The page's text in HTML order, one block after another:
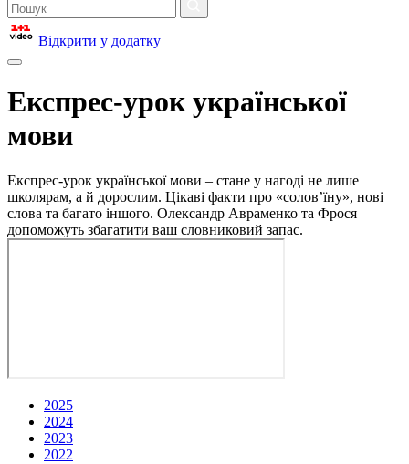
Відкрити у додатку
Експрес-урок української
мови
Експрес-урок української мови – стане у нагоді не лише
школярам, а й дорослим. Цікаві факти про «солов’їну», нові
слова та багато іншого. Олександр Авраменко та Фрося
допоможуть збагатити ваш словниковий запас.
2025
2024
2023
2022